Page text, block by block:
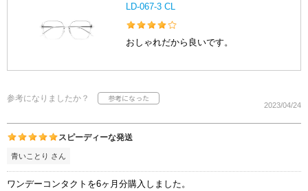
LD-067-3 CL
おしゃれだから良いです。
参考になりましたか？
2023/04/24
スピーディーな発送
青いことり さん
ワンデーコンタクトを6ヶ月分購入しました。